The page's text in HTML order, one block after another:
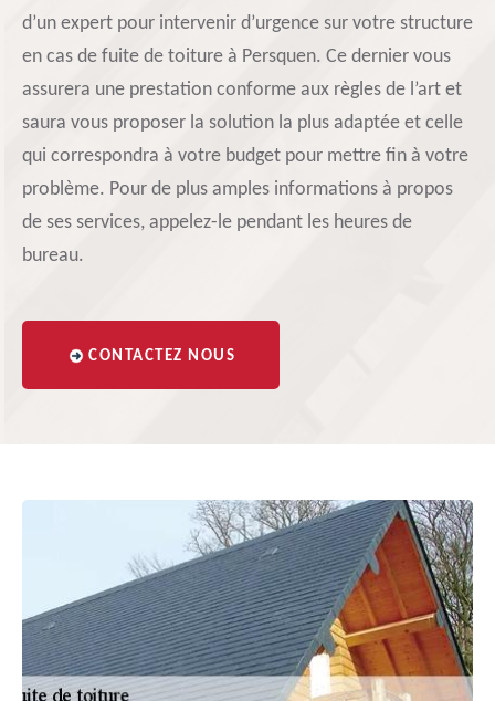
d’un expert pour intervenir d’urgence sur votre structure
en cas de fuite de toiture à Persquen. Ce dernier vous
assurera une prestation conforme aux règles de l’art et
saura vous proposer la solution la plus adaptée et celle
qui correspondra à votre budget pour mettre fin à votre
problème. Pour de plus amples informations à propos
de ses services, appelez-le pendant les heures de
bureau.
CONTACTEZ NOUS